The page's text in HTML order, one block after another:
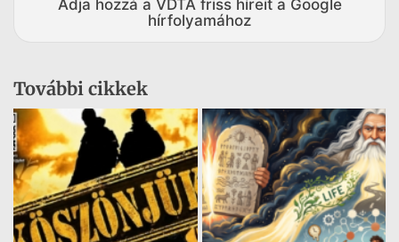
Adja hozzá a VDTA friss híreit a Google
hírfolyamához
További cikkek